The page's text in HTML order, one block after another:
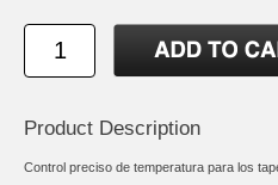
Product Description
Control preciso de temperatura para los